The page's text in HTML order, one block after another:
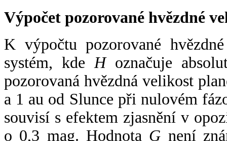
Výpočet pozorované hvězdné
K výpočtu pozorované
systém, kde Hoznačuje
pozorovaná hvězdná velikost
a 1 au od Slunce při nulovém
souvisí s efektem zjasnění v
o 0,3 mag. Hodnota G není